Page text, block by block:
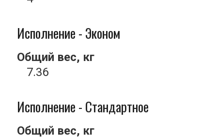
Исполнение - Эконом
Общий вес, кг
7.36
Исполнение - Стандартное
Общий вес, кг